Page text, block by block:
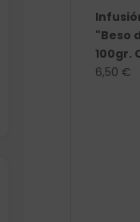
"Beso
100gr.
6,50 €